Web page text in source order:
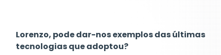
Lorenzo, pode dar-nos exemplos das últimas
tecnologias que adoptou?